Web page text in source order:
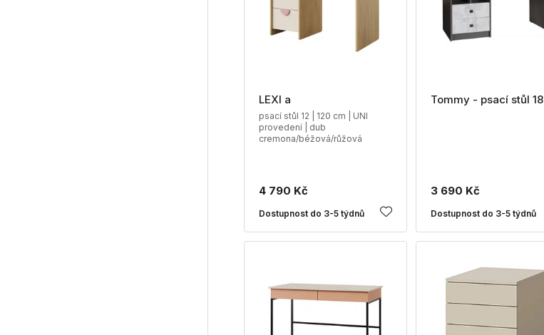
LEXI a
psací stůl 12 | 120 cm | UNI
provedení | dub
cremona/béžová/růžová
4 790 Kč
Dostupnost do 3-5 týdnů
Tommy - psací stůl 18
3 690 Kč
Dostupnost do 3-5 týdnů